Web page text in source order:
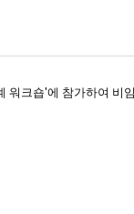
워크숍'에 참가하여 비